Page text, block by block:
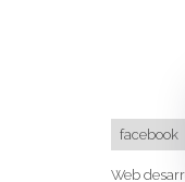
facebook
Web